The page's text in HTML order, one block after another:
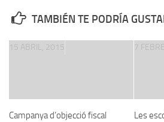
TAMBIÉN TE PODRÍA
Campanya d’objecció fiscal
15 ABRIL, 2015
Les
7